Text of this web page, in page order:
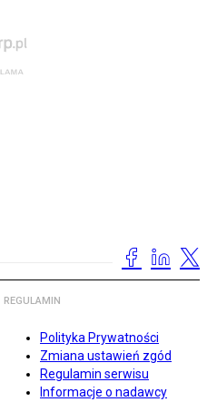
REGULAMIN
Polityka Prywatności
Zmiana ustawień zgód
Regulamin serwisu
Informacje o nadawcy